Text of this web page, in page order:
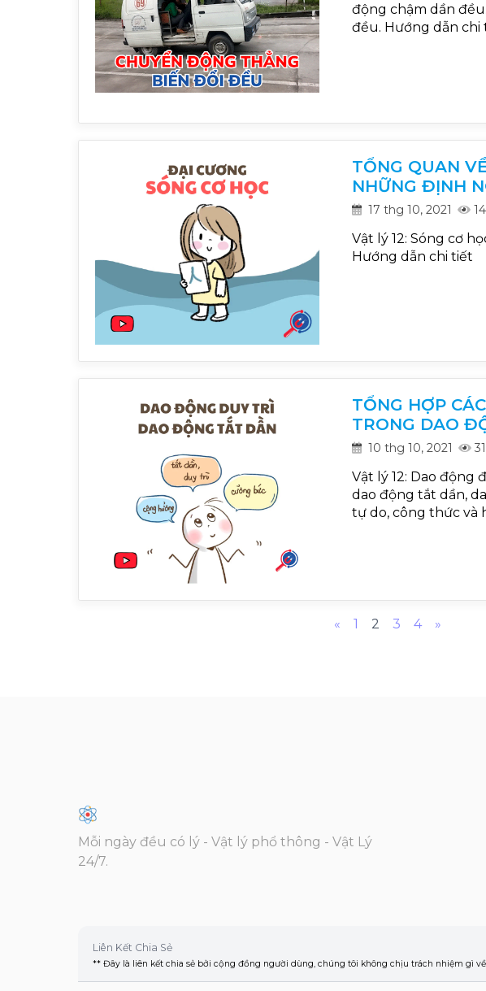
động chậm dần
đều. Hướng dẫn chi
TỔNG QUAN
NHỮNG ĐỊNH
17 thg 10, 2021
Vật lý 12: Sóng cơ
Hướng dẫn chi tiết
TỔNG HỢP
TRONG DAO
10 thg 10, 2021
Vật lý 12: Dao động
dao động tắt dần,
tự do, công thức và
«Previous
1 2 3 4 »Next
Mỗi ngày đều có lý - Vật lý phổ thông - Vật Lý
24/7.
Liên Kết Chia Sẻ
** Đây là liên kết chia sẻ bởi cộng đồng người dùng, chúng tôi không chịu trách nhiệm gì